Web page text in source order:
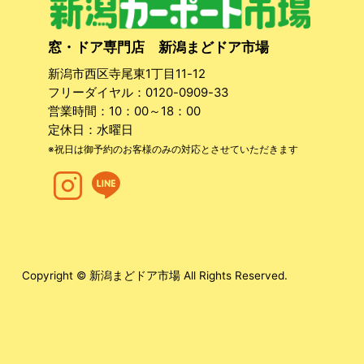
窓・ドア専門店 新潟まどドア市場
新潟市西区寺尾東1丁目11-12
フリーダイヤル：0120-0909-33
営業時間：10：00～18：00
定休日：水曜日
※祝日は御予約のお客様のみの対応とさせていただきます
Copyright © 新潟まどドア市場 All Rights Reserved.